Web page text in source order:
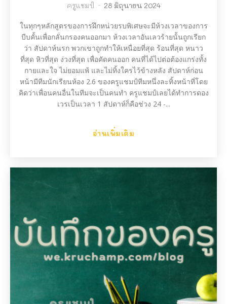
ครูแชมป์ - 28 มิถุนายน 2024
ในทุกๆหลักสูตรของการฝึกหน่วยรบพิเศษจะมีห้วงเวลาของการ
บีบคั้นเพื่อกลั่นกรองคนออกมา ห้วงเวลาอันเลวร้ายนั้นถูกเรียก
ว่า สัปดาห์นรก พวกเขาถูกทำให้เหนื่อยที่สุด ร้อนที่สุด หนาว
ที่สุด หิวที่สุด ง่วงที่สุด เพื่อคัดคนออก คนที่ได้ไปต่อต้องแกร่งทั้ง
กายและใจ ไม่ยอมแพ้ และไม่ทิ้งใครไว้ข้างหลัง สัปดาห์ก่อน
หน้ามีทีมนักเรียนห้อง 2.6 ของครูแชมป์ทีมหนึ่งละทิ้งหน้าที่โดย
คิดว่าเพื่อนคนอื่นในทีมจะเป็นคนทำ ครูแชมป์เลยได้ทำการดอง
เวรเป็นเวลา 1 สัปดาห์ก็คือช่วง 24 -...
อ่านเพิ่มเติม